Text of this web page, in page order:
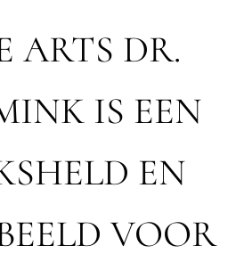
ARTS DR.
IS EEN
EN
VOOR